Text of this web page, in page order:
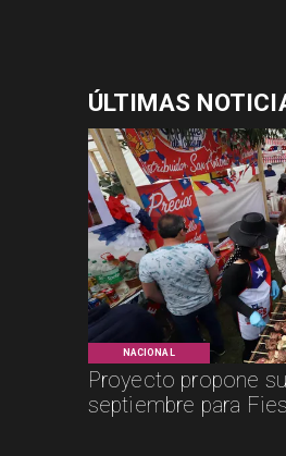
NACIONAL
Proyecto propone
septiembre para
ÚLTIMAS